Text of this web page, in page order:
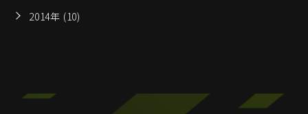
2014年 (10)